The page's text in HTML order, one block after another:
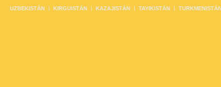
UZBEKISTÁN KIRGUISTÁN KAZAJISTÁN TAYIKISTÁN